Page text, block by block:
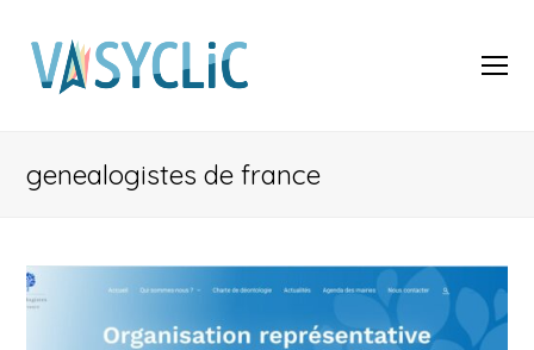
genealogistes de france